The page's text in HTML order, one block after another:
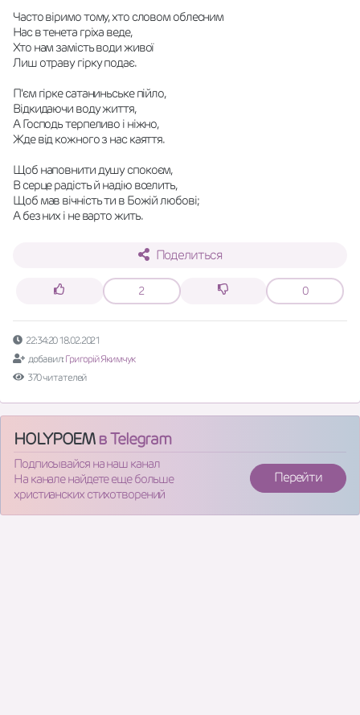
Часто віримо тому, хто словом облесним
Нас в тенета гріха веде,
Хто нам замість води живої
Лиш отраву гірку подає.
П'єм гірке сатаниньське пійло,
Відкидаючи воду життя,
А Господь терпеливо і ніжно,
Жде від кожного з нас каяття.
Щоб наповнити душу спокоєм,
В серце радість й надію вселить,
Щоб мав вічність ти в Божій любові;
А без них і не варто жить.
Поделиться
2 0
22:34:20 18.02.2021
добавил: Григорій Якимчук
370 читателей
HOLYPOEMв Telegram
Подписывайся на наш канал
На канале найдете еще больше
христианских стихотворений
Перейти